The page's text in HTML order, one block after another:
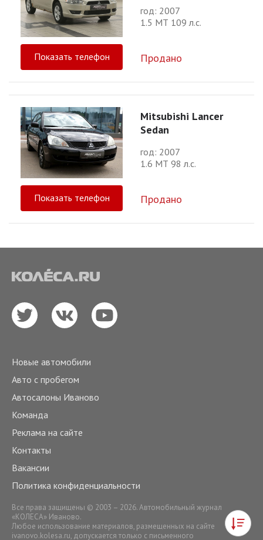
год: 2007
1.5 МТ 109 л.с.
Показать телефон Продано
Mitsubishi Lancer
Sedan
год: 2007
1.6 МТ 98 л.с.
Показать телефон Продано
Новые автомобили
Авто с пробегом
Автосалоны Иваново
Команда
Реклама на сайте
Контакты
Вакансии
Политика конфиденциальности
Все права защищены © 2003 – 2026. Автомобильный журнал
«КОЛЕСА» Иваново.
Любое использование материалов, размещенных на сайте
ivanovo.kolesa.ru, допускается только с письменного